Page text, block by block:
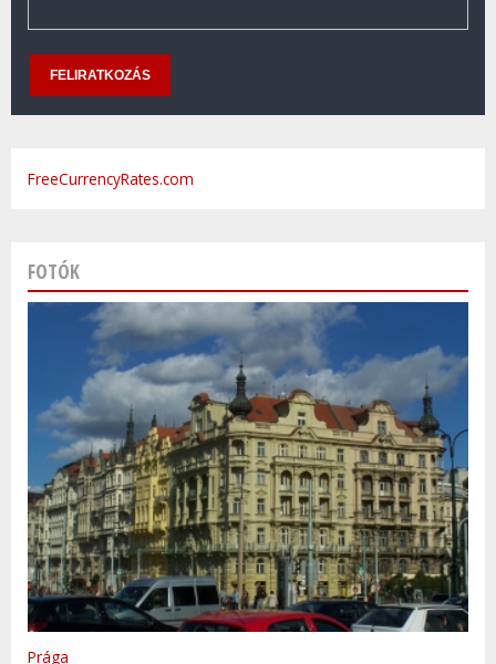
FreeCurrencyRates.com
FOTÓK
Prága
Varsó